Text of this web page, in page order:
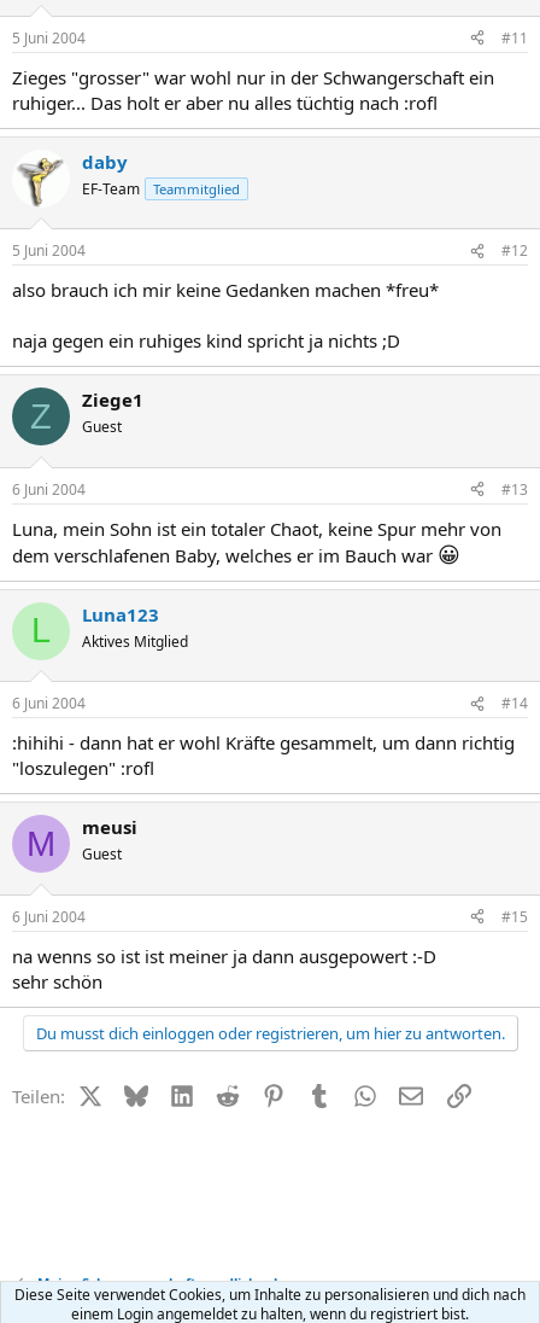
5 Juni 2004 #11
Zieges "grosser" war wohl nur in der Schwangerschaft ein
ruhiger... Das holt er aber nu alles tüchtig nach :rofl
daby
EF-Team Teammitglied
5 Juni 2004 #12
also brauch ich mir keine Gedanken machen *freu*
naja gegen ein ruhiges kind spricht ja nichts ;D
Z Ziege1
Guest
6 Juni 2004 #13
Luna, mein Sohn ist ein totaler Chaot, keine Spur mehr von
dem verschlafenen Baby, welches er im Bauch war 😀
L Luna123
Aktives Mitglied
6 Juni 2004 #14
:hihihi - dann hat er wohl Kräfte gesammelt, um dann richtig
"loszulegen" :rofl
M meusi
Guest
6 Juni 2004 #15
na wenns so ist ist meiner ja dann ausgepowert :-D
sehr schön
Du musst dich einloggen oder registrieren, um hier zu antworten.
Teilen: X (Twitter)
BlueskyLinkedIn
Reddit PinterestTumblr WhatsApp
E-MailLink
Meine Schwangerschaft - endlich schwanger
Diese Seite verwendet Cookies, um Inhalte zu personalisieren und dich nach
einem Login angemeldet zu halten, wenn du registriert bist.